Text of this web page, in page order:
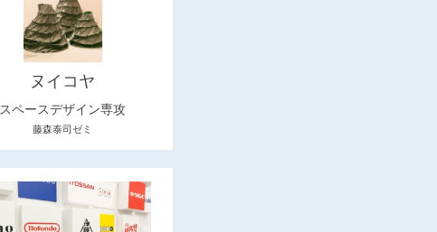
ヌイコヤ
スペースデザイン専攻
藤森泰司ゼミ